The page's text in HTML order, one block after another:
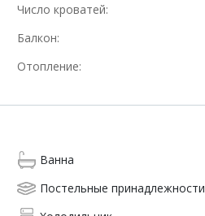
Число кроватей:
Балкон:
Отопление:
Ванна
Постельные принадлежности